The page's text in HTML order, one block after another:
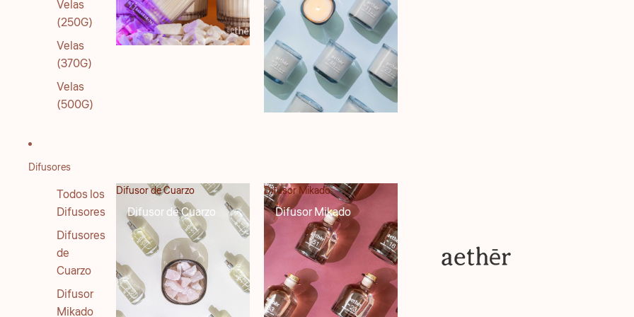
Velas
(250G)
Velas
(370G)
Velas
(500G)
Difusores
Todos los
Difusores
Difusores
de
Cuarzo
Difusor
Mikado
Difusor de Cuarzo
Difusor de Cuarzo
Difusor Mikado
Difusor Mikado